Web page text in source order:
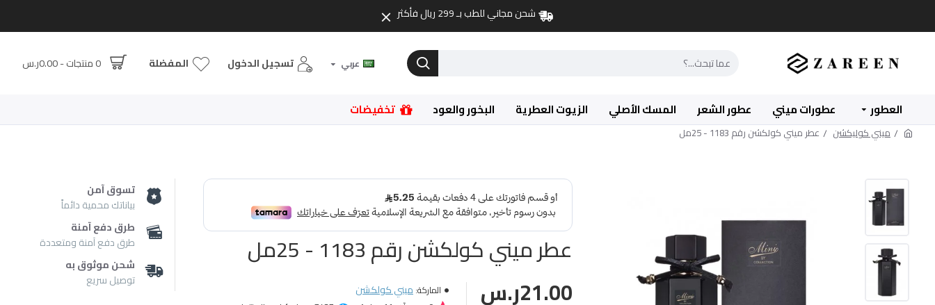
شحن مجاني للطب بـ 299 ريال فأكثر
عربي تسجيل الدخول المفضلة 0 منتجات - 0.00ر.س
العطور عطورات ميني عطور الشعر المسك الأصلي الزيوت العطرية البخور والعود تخفيضات
ميني كوليكشن عطر ميني كولكشن رقم 1183 - 25مل
عطر ميني كولكشن رقم 1183 - 25مل
21.00ر.س الماركة:ميني كولكشن
تسوق آمن
بياناتك محمية دائماً
طرق دفع آمنة
طرق دفع آمنة ومتعددة
شحن موثوق به
توصيل سريع